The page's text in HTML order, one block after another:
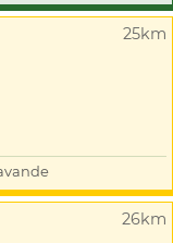
25km
26km